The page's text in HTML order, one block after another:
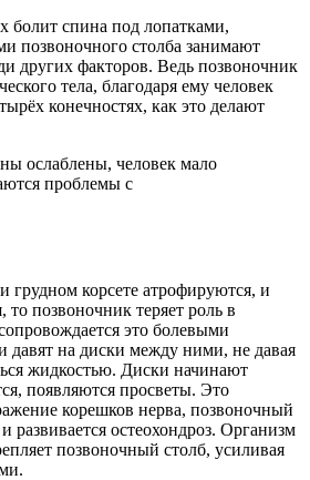
болит спина под лопатками,
позвоночного столба занимают
других факторов. Ведь позвоночник
тела, благодаря ему человек
конечностях, как это делают
ослаблены, человек мало
проблемы с
корсете атрофируются, и
то позвоночник теряет роль в
это болевыми
на диски между ними, не давая
жидкостью. Диски начинают
появляются просветы. Это
корешков нерва, позвоночный
развивается остеохондроз. Организм
позвоночный столб, усиливая